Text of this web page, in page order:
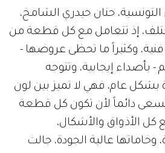
حنان حيدري الشامخ،
إذ تتعامل مع كل قطعة من
فنية، وكثيراً ما تحظى عروضها -
بأصداء إيجابية، وتتوجه
بشكل عام، فهي لا تميز بين لون
دائماً لأن تكون كل قطعة
كل الأذواق والأشكال،
وخاماتها عالية الجودة، جالت